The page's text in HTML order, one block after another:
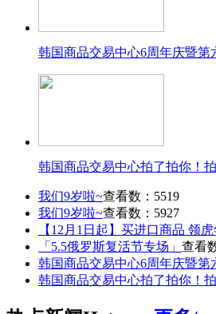
韩国商品交易中心6周年庆暨第
韩国商品交易中心拍了拍你！
我们9岁啦~查看数：5519
我们9岁啦~查看数：5927
【12月1日起】买进口商品 领
「5.5俄罗斯复活节专场」 查看
韩国商品交易中心6周年庆暨第
韩国商品交易中心拍了拍你！